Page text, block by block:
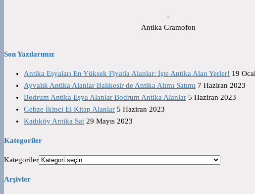
Antika Gramofon
Son Yazılarımız
Antika Eşyaları En Yüksek Fiyatla Alanlar: İşte Antika Alan Yerler! 19
Ayvalık Antika Alanlar Balıkesir de Antika Alımı Satımı 7 Haziran 2023
Bodrum Antika Eşya Alanlar Bodrum Antika Alanlar 5 Haziran 2023
Gebze İkinci El Kitap Alanlar 5 Haziran 2023
Kadıköy Antika Sat 29 Mayıs 2023
Kategoriler
Kategoriler
Arşivler